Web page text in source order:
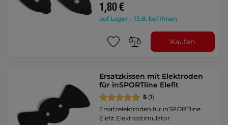
1,80 €
auf Lager – 13.8. bei Ihnen
Kaufen
Ersatzkissen mit Elektroden
für inSPORTline Elefit
5 (1)
Ersatzelektroden für inSPORTline
Elefit Elektrostimulator.